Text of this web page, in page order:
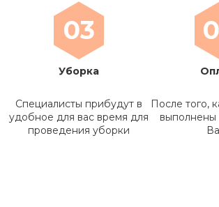
03
Уборка
Специалисты прибудут в
удобное для вас время для
проведения уборки
После того,